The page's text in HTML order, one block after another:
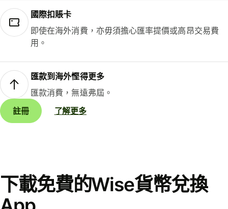
國際扣賬卡
即使在海外消費，亦毋須擔心匯率提價或高昂交易費
用。
匯款到海外慳得更多
匯款消費，無遠弗屆。
註冊
了解更多
下載免費的Wise貨幣兌換